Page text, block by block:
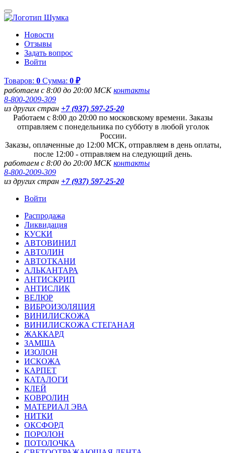
Новости
Отзывы
Задать вопрос
Войти
Товаров: 0 Сумма: 0 ₽
работаем с 8:00 до 20:00 МСКконтакты
8-800-2009-309
из других стран +7 (937) 597-25-20
Работаем с 8:00 до 20:00 по московскому времени. Заказы
отправляем с понедельника по субботу в любой уголок
России.
Заказы, оплаченные до 12:00 МСК, отправляем в день оплаты,
после 12:00 - отправляем на следующий день.
работаем с 8:00 до 20:00 МСКконтакты
8-800-2009-309
из других стран +7 (937) 597-25-20
Войти
Распродажа
Ликвидация
КУСКИ
АВТОВИНИЛ
АВТОЛИН
АВТОТКАНИ
АЛЬКАНТАРА
АНТИСКРИП
АНТИСЛИК
ВЕЛЮР
ВИБРОИЗОЛЯЦИЯ
ВИНИЛИСКОЖА
ВИНИЛИСКОЖА СТЕГАНАЯ
ЖАККАРД
ЗАМША
ИЗОЛОН
ИСКОЖА
КАРПЕТ
КАТАЛОГИ
КЛЕЙ
КОВРОЛИН
МАТЕРИАЛ ЭВА
НИТКИ
ОКСФОРД
ПОРОЛОН
ПОТОЛОЧКА